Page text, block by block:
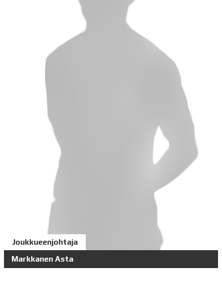
Joukkueenjohtaja
Markkanen Asta